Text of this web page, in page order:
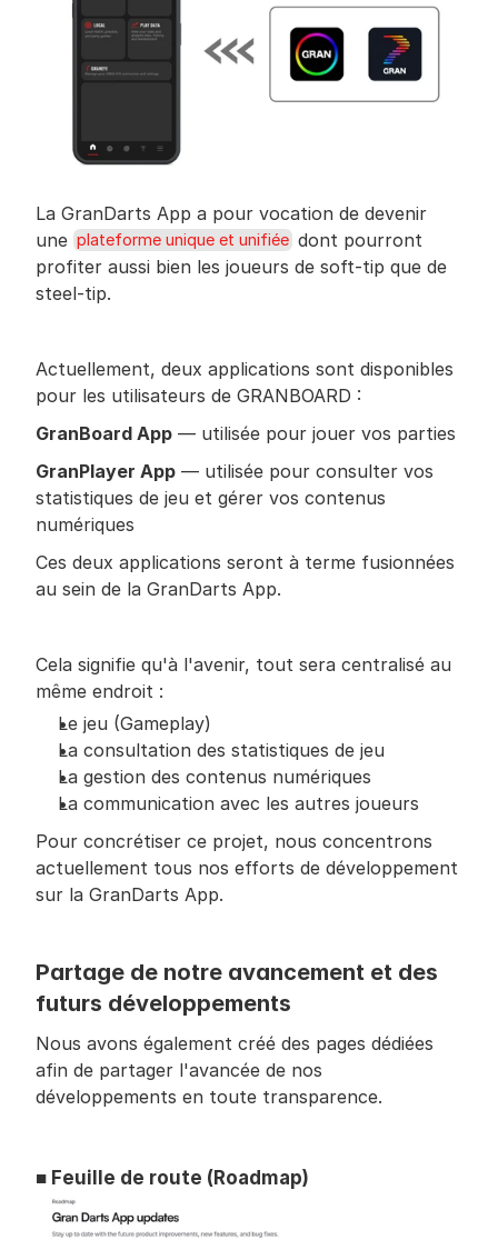
La GranDarts App a pour vocation de devenir
une plateforme unique et unifiée dont pourront
profiter aussi bien les joueurs de soft-tip que de
steel-tip.
Actuellement, deux applications sont disponibles
pour les utilisateurs de GRANBOARD :
GranBoard App — utilisée pour jouer vos parties
GranPlayer App — utilisée pour consulter vos
statistiques de jeu et gérer vos contenus
numériques
Ces deux applications seront à terme fusionnées
au sein de la GranDarts App.
Cela signifie qu'à l'avenir, tout sera centralisé au
même endroit :
Le jeu (Gameplay)
La consultation des statistiques de jeu
La gestion des contenus numériques
La communication avec les autres joueurs
Pour concrétiser ce projet, nous concentrons
actuellement tous nos efforts de développement
sur la GranDarts App.
Partage de notre avancement et des
futurs développements
Nous avons également créé des pages dédiées
afin de partager l'avancée de nos
développements en toute transparence.
■ Feuille de route (Roadmap)